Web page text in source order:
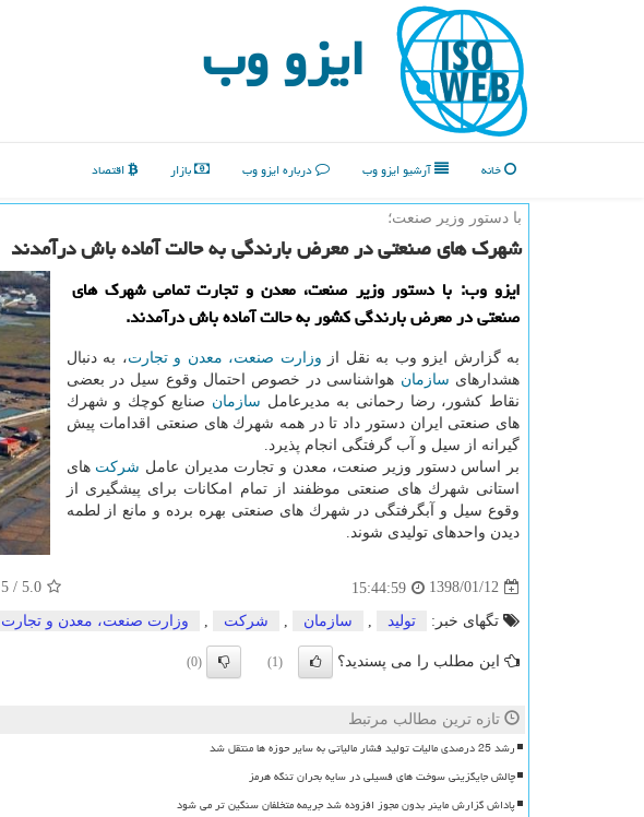
ایزو وب
خانه آرشیو ایزو وب درباره ایزو وب بازار اقتصاد
با دستور وزیر صنعت؛
شهرك های صنعتی در معرض بارندگی به حالت آماده باش درآمدند
ایزو وب: با دستور وزیر صنعت، معدن و تجارت تمامی شهرك های
صنعتی در معرض بارندگی كشور به حالت آماده باش درآمدند.
به گزارش ایزو وب به نقل از وزارت صنعت، معدن و تجارت، به دنبال
هشدارهای سازمان هواشناسی در خصوص احتمال وقوع سیل در بعضی
نقاط كشور، رضا رحمانی به مدیرعامل سازمان صنایع كوچك و شهرك
های صنعتی ایران دستور داد تا در همه شهرك های صنعتی اقدامات پیش
گیرانه از سیل و آب گرفتگی انجام پذیرد.
بر اساس دستور وزیر صنعت، معدن و تجارت مدیران عامل شركت های
استانی شهرك های صنعتی موظفند از تمام امكانات برای پیشگیری از
وقوع سیل و آبگرفتگی در شهرك های صنعتی بهره برده و مانع از لطمه
دیدن واحدهای تولیدی شوند.
1398/01/12
15:44:59
5.0
/
5
تگهای خبر: تولید سازمان شركت وزارت صنعت، معدن و تجارت
این مطلب را می پسندید؟ (1)
(0)
تازه ترین مطالب مرتبط
رشد 25 درصدی مالیات تولید فشار مالیاتی به سایر حوزه ها منتقل شد
چالش جایگزینی سوخت های فسیلی در سایه بحران تنگه هرمز
پاداش گزارش ماینر بدون مجوز افزوده شد جریمه متخلفان سنگین تر می شود